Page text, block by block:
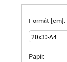
Formát [cm]:
Papír: